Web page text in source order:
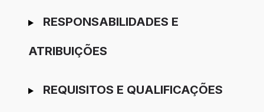
RESPONSABILIDADES E
ATRIBUIÇÕES
REQUISITOS E QUALIFICAÇÕES